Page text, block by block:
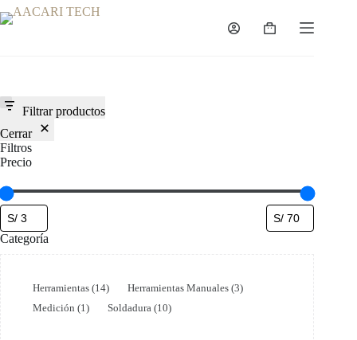
Saltar
al
Carro
Filtrar productos
Cerrar
Filtros
Precio
Categoría
Categoría
Herramientas (14) Herramientas Manuales (3)
Medición (1) Soldadura (10)